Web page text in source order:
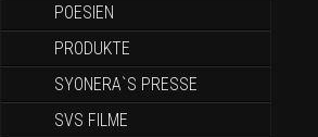
POESIEN
PRODUKTE
SYONERA`S PRESSE
SVS FILME